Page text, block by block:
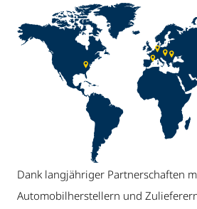
Dank langjähriger Partnerschaften
Automobilherstellern und